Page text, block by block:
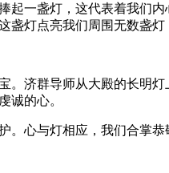
一盏灯，这代表着我们内
盏灯点亮我们周围无数盏
济群导师从大殿的长明灯
诚的心。
心与灯相应，我们合掌恭